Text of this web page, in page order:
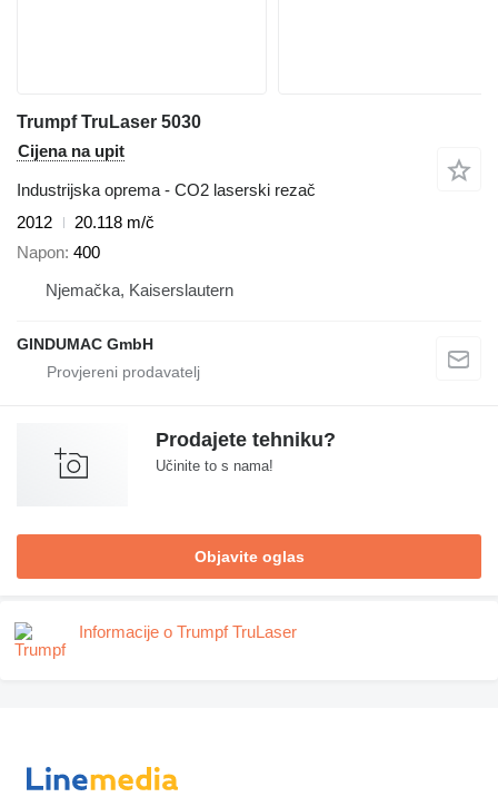
Trumpf TruLaser 5030
Cijena na upit
Industrijska oprema - CO2 laserski rezač
2012
20.118 m/č
Napon 400
Njemačka, Kaiserslautern
GINDUMAC GmbH
Prodajete tehniku?
Učinite to s nama!
Objavite oglas
Informacije o Trumpf TruLaser